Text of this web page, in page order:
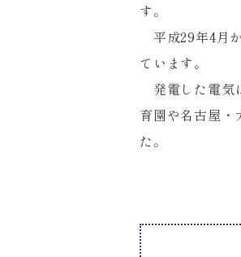
す。
平成29年4月
ています。
発電した電気
育園や名古屋・
た。